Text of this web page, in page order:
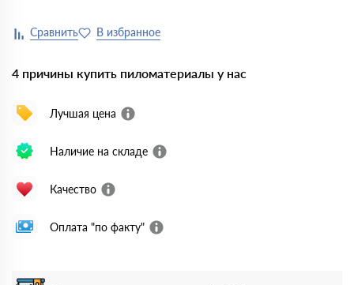
4 причины купить пиломатериалы у нас
Лучшая цена
Наличие на складе
Качество
Оплата "по факту"